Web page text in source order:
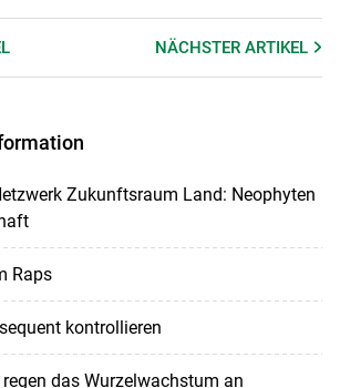
NÄCHSTERARTIKEL
Zukunftsraum Land: Neophyten
Raps
kontrollieren
das Wurzelwachstum an